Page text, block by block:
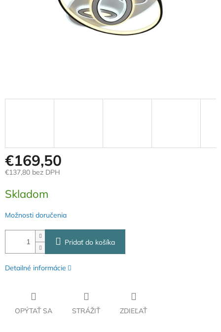
€169,50
€137,80 bez DPH
cena:
Skladom
Možnosti doručenia
Pridať do košíka
Detailné informácie
OPÝTAŤ SA STRÁŽIŤ ZDIEĽAŤ